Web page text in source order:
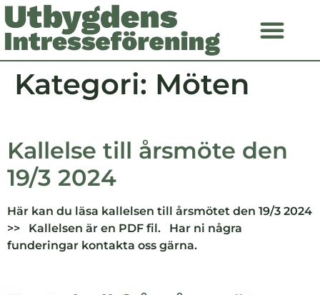
Kategori: Möten
Kallelse till årsmöte den
19/3 2024
Här kan du läsa kallelsen till årsmötet den 19/3 2024
>> Kallelsen är en PDF fil. Har ni några
funderingar kontakta oss gärna.